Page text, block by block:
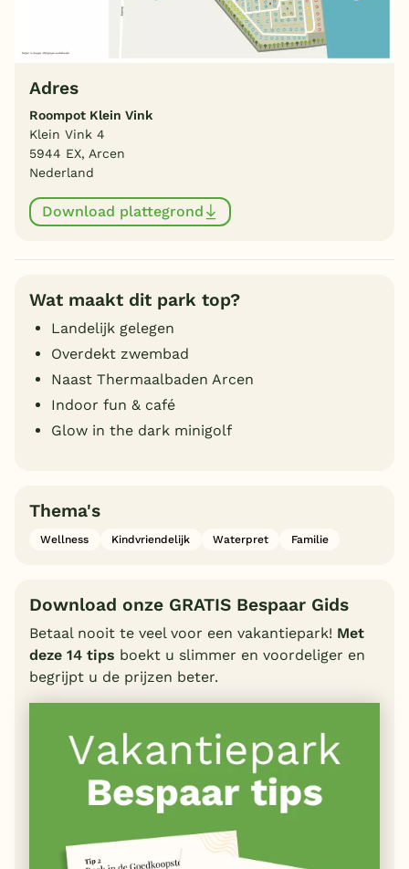
Adres
Roompot Klein Vink
Klein Vink 4
5944 EX, Arcen
Nederland
Download plattegrond
Wat maakt dit park top?
Landelijk gelegen
Overdekt zwembad
Naast Thermaalbaden Arcen
Indoor fun & café
Glow in the dark minigolf
Thema's
Wellness Kindvriendelijk Waterpret Familie
Download onze GRATIS Bespaar Gids
Betaal nooit te veel voor een vakantiepark! Met
deze 14 tips boekt u slimmer en voordeliger en
begrijpt u de prijzen beter.